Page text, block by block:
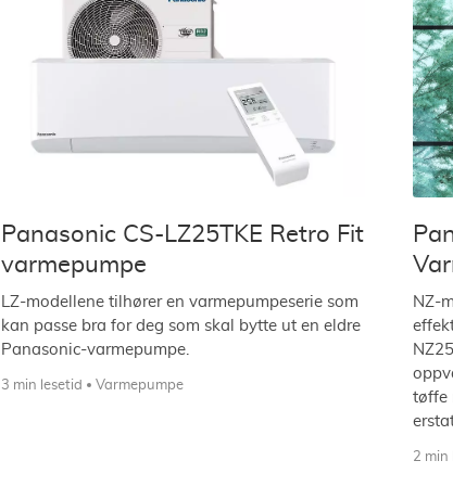
Panasonic CS-LZ25TKE Retro Fit
varmepumpe
LZ-modellene tilhører en varmepumpeserie som
kan passe bra for deg som skal bytte ut en eldre
Panasonic-varmepumpe.
3 min lesetid Varmepumpe
NZ-
tøffe
2 min